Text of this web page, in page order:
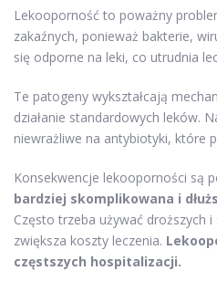
Lekooporność to poważny
zakaźnych, ponieważ bakterie,
się odporne na leki, co utrudnia
Te patogeny wykształcają
działanie standardowych leków.
niewrażliwe na antybiotyki, które
Konsekwencje lekooporności są
bardziej skomplikowana i
Często trzeba używać droższych
zwiększa koszty leczenia.
częstszych hospitalizacji.